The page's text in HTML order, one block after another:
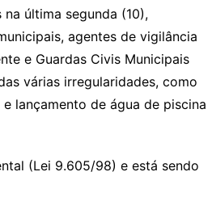
última segunda (10),
agentes de vigilância
e Guardas Civis Municipais
várias irregularidades, como
lançamento de água de piscina
(Lei 9.605/98) e está sendo